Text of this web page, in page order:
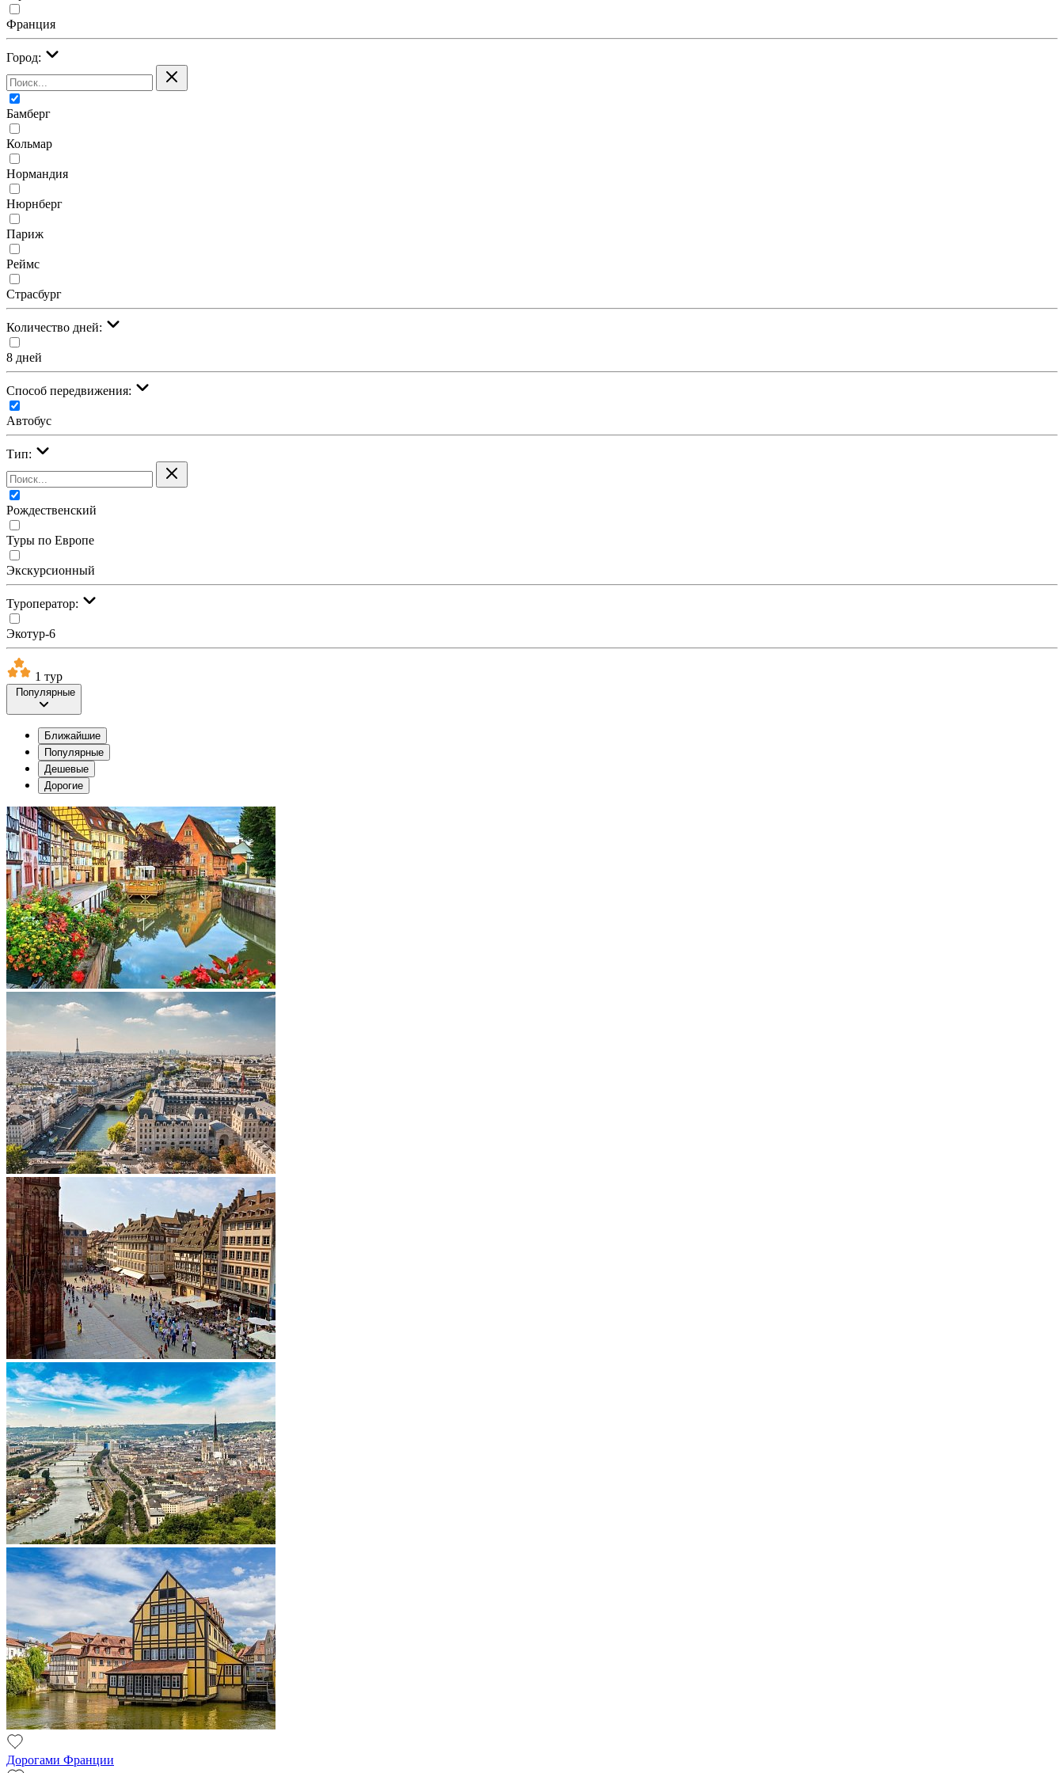
Франция
Город:
Бамберг
Кольмар
Нормандия
Нюрнберг
Париж
Реймс
Страсбург
Количество дней:
8 дней
Cпособ передвижения:
Автобус
Тип:
Рождественский
Туры по Европе
Экскурсионный
Туроператор:
Экотур-6
1 тур
Популярные
Ближайшие
Популярные
Дешевые
Дорогие
Дорогами Франции